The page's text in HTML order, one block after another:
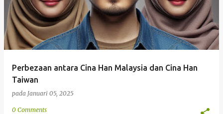
Perbezaan antara Cina Han Malaysia dan Cina Han
Taiwan
pada Januari 05, 2025
0 Comments